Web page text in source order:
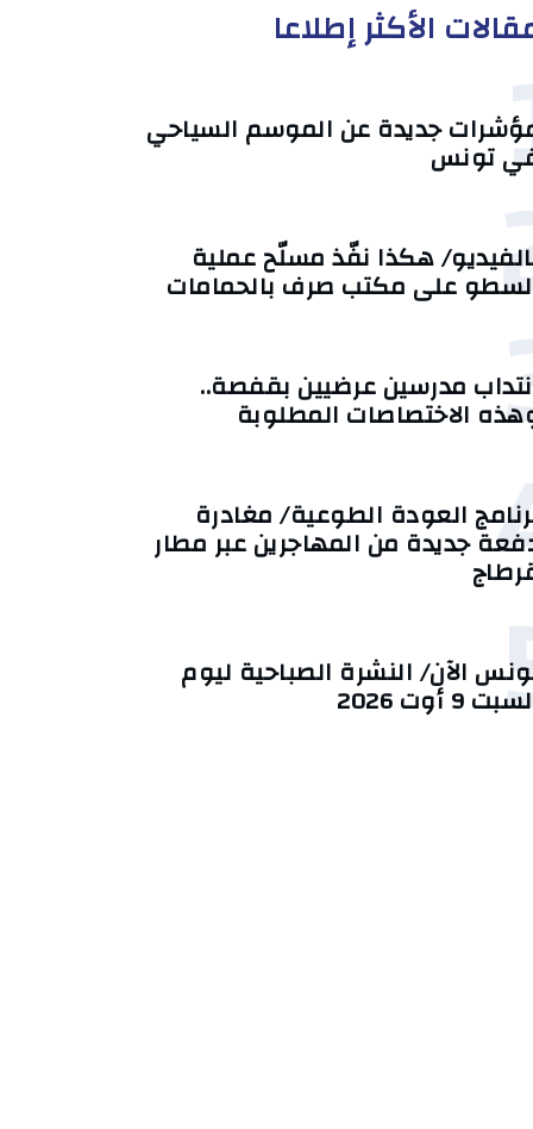
الأكثر إطلاعا
جديدة عن الموسم السياحي
تونس
هكذا نفّذ مسلّح عملية
على مكتب صرف بالحمامات
مدرسين عرضيين بقفصة..
الاختصاصات المطلوبة
العودة الطوعية/ مغادرة
جديدة من المهاجرين عبر مطار
الآن/ النشرة الصباحية ليوم
9 أوت 2026